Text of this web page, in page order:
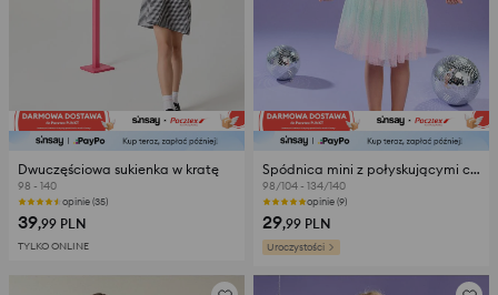
Dwuczęściowa sukienka w kratę
98 - 140
opinie (35)
39,99 PLN
TYLKO ONLINE
Spódnica mini z połyskującymi cekinami
98/104 - 134/140
opinie (9)
29,99 PLN
Uroczystości